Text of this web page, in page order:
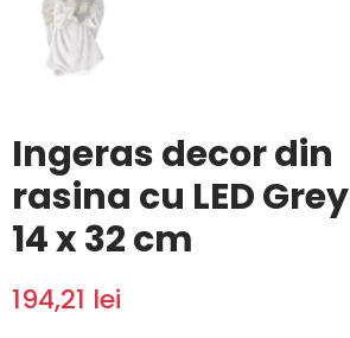
Ingeras decor din
rasina cu LED Grey
14 x 32 cm
194,21 lei